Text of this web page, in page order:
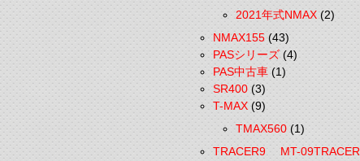
2021年式NMAX(2)
NMAX155(43)
PASシリーズ(4)
PAS中古車(1)
SR400(3)
T-MAX(9)
TMAX560(1)
TRACER9 MT-09TRACER